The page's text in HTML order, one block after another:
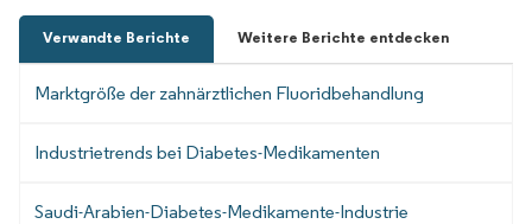
Verwandte Berichte Weitere Berichte entdecken
Marktgröße der zahnärztlichen Fluoridbehandlung
Industrietrends bei Diabetes-Medikamenten
Saudi-Arabien-Diabetes-Medikamente-Industrie